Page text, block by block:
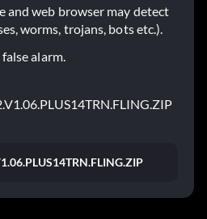
and web browser may detect
worms, trojans, bots etc.).
alarm.